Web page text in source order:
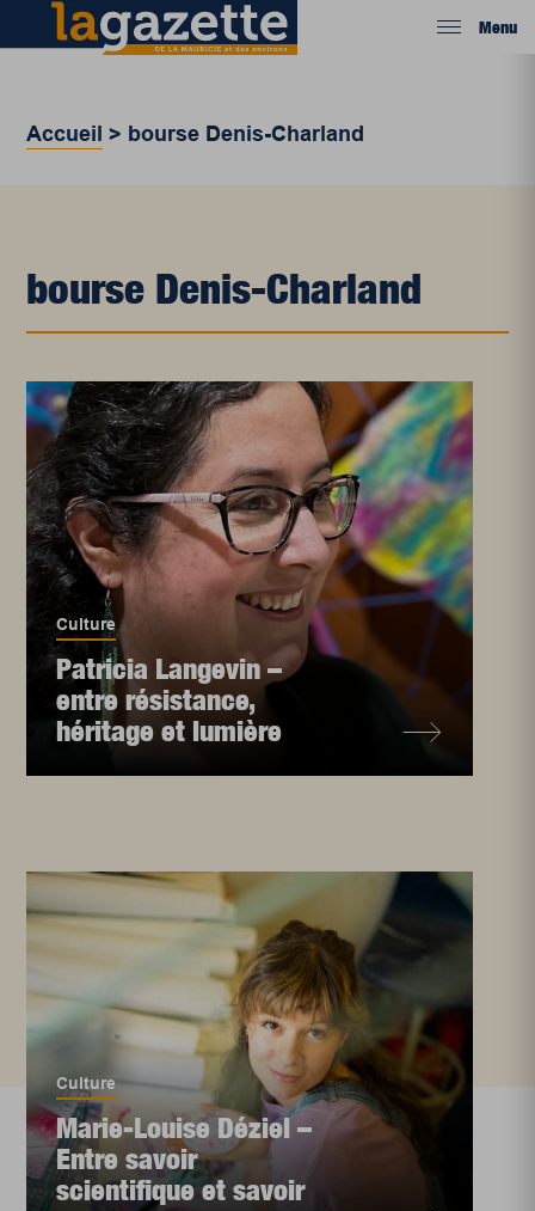
Menu
Accueil > bourse Denis-Charland
bourse Denis-Charland
Culture
Patricia Langevin –
entre résistance,
héritage et lumière
Culture
Marie-Louise Déziel –
Entre savoir
scientifique et savoir